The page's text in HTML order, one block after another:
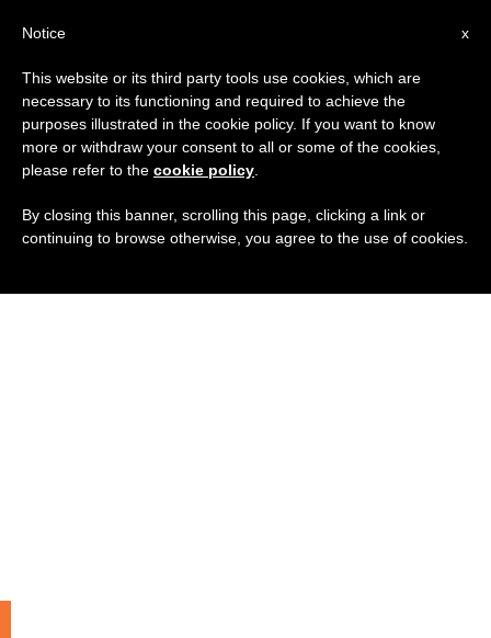
x
Notice
This website or its third party tools use cookies, which are
necessary to its functioning and required to achieve the
purposes illustrated in the cookie policy. If you want to know
more or withdraw your consent to all or some of the cookies,
please refer to the cookie policy
By closing this banner, scrolling this page, clicking a link or
continuing to browse otherwise, you agree to the use of cookies.